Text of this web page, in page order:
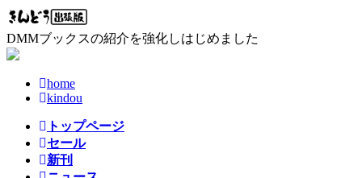
コ
テ
ン
ナ
ゲ
ー
DMMブックスの紹介を強化しはじめました
home
kindou
トップページ
セール
新刊